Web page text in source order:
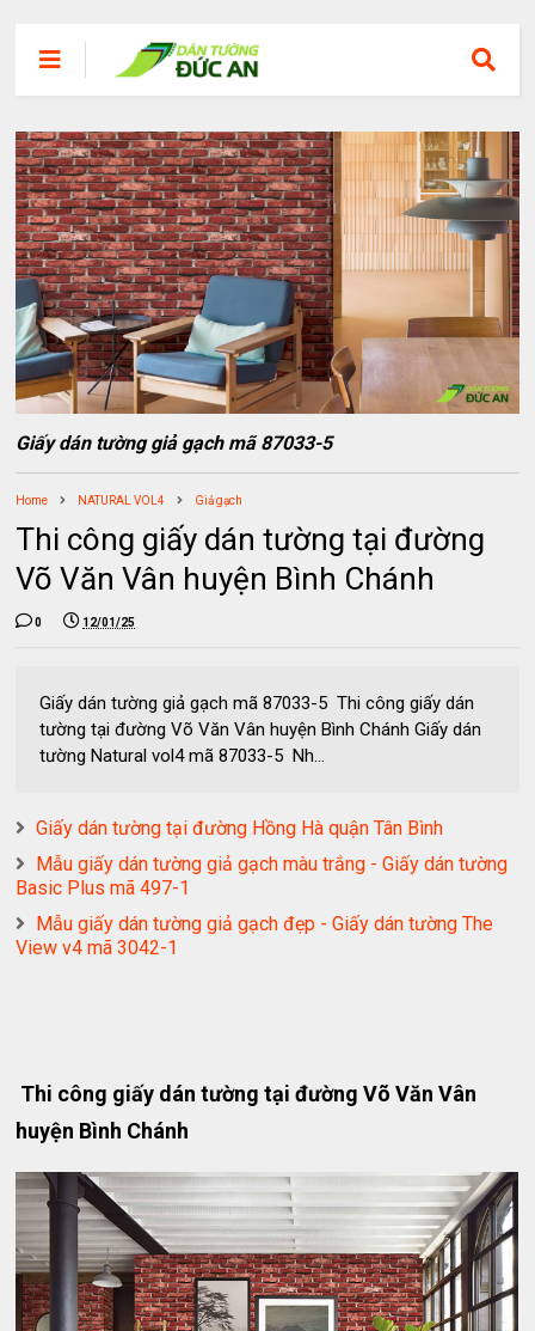
Giấy dán tường giả gạch mã 87033-5
Home NATURAL VOL4 Giả gạch
Thi công giấy dán tường tại đường
Võ Văn Vân huyện Bình Chánh
0 12/01/25
Giấy dán tường giả gạch mã 87033-5 Thi công giấy dán
tường tại đường Võ Văn Vân huyện Bình Chánh Giấy dán
tường Natural vol4 mã 87033-5 Nh...
Giấy dán tường tại đường Hồng Hà quận Tân Bình
Mẫu giấy dán tường giả gạch màu trắng - Giấy dán tường
Basic Plus mã 497-1
Mẫu giấy dán tường giả gạch đẹp - Giấy dán tường The
View v4 mã 3042-1
Thi công giấy dán tường tại đường Võ Văn Vân
huyện Bình Chánh